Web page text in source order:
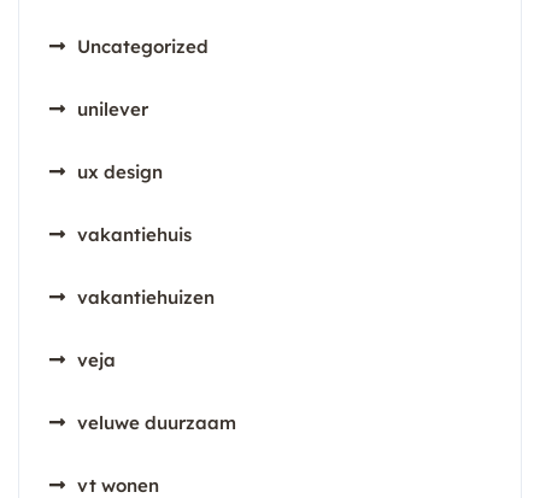
Uncategorized
unilever
ux design
vakantiehuis
vakantiehuizen
veja
veluwe duurzaam
vt wonen